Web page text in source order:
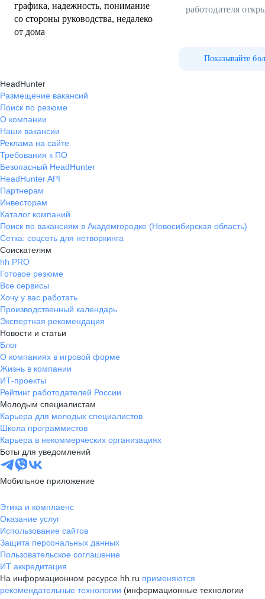
графика, надежность, понимание
со стороны руководства, недалеко
от дома
работодателя
Показывайте
HeadHunter
Размещение вакансий
Поиск по резюме
О компании
Наши вакансии
Реклама на сайте
Требования к ПО
Безопасный HeadHunter
HeadHunter API
Партнерам
Инвесторам
Каталог компаний
Поиск по вакансиям в Академгородке (Новосибирская область)
Сетка: соцсеть для нетворкинга
Соискателям
hh PRO
Готовое резюме
Все сервисы
Хочу у вас работать
Производственный календарь
Экспертная рекомендация
Новости и статьи
Блог
О компаниях в игровой форме
Жизнь в компании
ИТ-проекты
Рейтинг работодателей России
Молодым специалистам
Карьера для молодых специалистов
Школа программистов
Карьера в некоммерческих организациях
Боты для уведомлений
Мобильное приложение
Этика и комплаенс
Оказание услуг
Использование сайтов
Защита персональных данных
Пользовательское соглашение
ИТ аккредитация
На информационном ресурсе hh.ru применяются
рекомендательные технологии (информационные технологии